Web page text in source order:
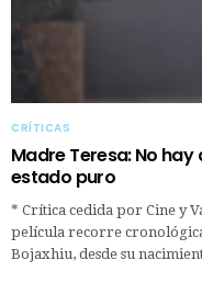
CRÍTICAS
Madre Teresa: No
estado puro
* Crítica cedida por Cine y
película recorre
Bojaxhiu, desde su